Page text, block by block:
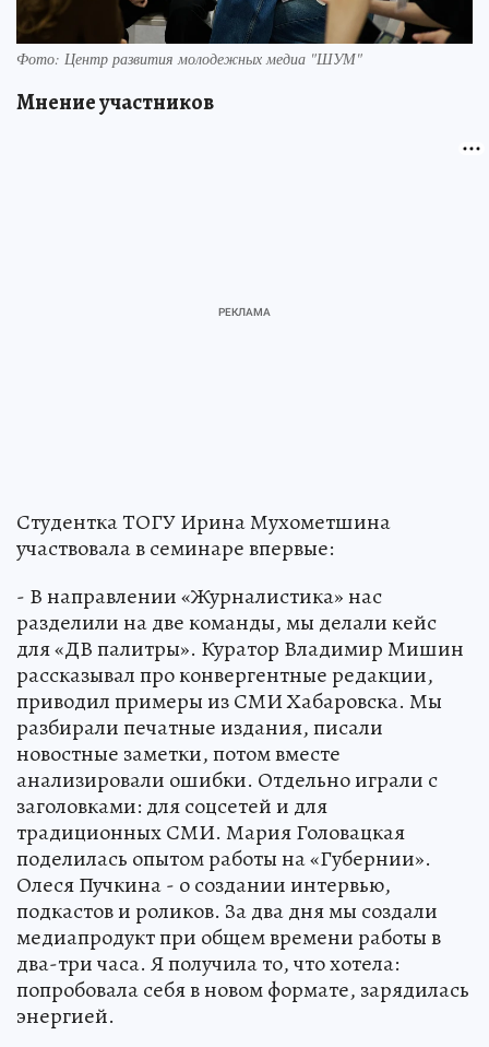
Фото: Центр развития молодежных медиа "ШУМ"
Мнение участников
Студентка ТОГУ Ирина Мухометшина
участвовала в семинаре впервые:
- В направлении «Журналистика» нас
разделили на две команды, мы делали кейс
для «ДВ палитры». Куратор Владимир Мишин
рассказывал про конвергентные редакции,
приводил примеры из СМИ Хабаровска. Мы
разбирали печатные издания, писали
новостные заметки, потом вместе
анализировали ошибки. Отдельно играли с
заголовками: для соцсетей и для
традиционных СМИ. Мария Головацкая
поделилась опытом работы на «Губернии».
Олеся Пучкина - о создании интервью,
подкастов и роликов. За два дня мы создали
медиапродукт при общем времени работы в
два-три часа. Я получила то, что хотела:
попробовала себя в новом формате, зарядилась
энергией.